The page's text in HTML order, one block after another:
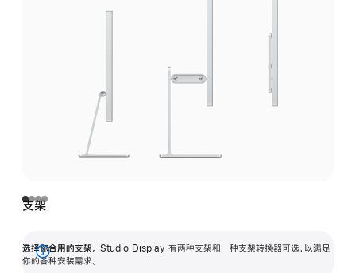
支架
选择你合用的支架。 Studio Display 有两种支架和一种支架转换器可选，以满足
你的各种安装需求。
展